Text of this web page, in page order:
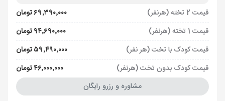
قیمت 2 تخته (هرنفر)
۶۹٬۳۹۰٬۰۰۰ تومان
قیمت 1 تخته (هرنفر)
۹۴٬۶۹۰٬۰۰۰ تومان
قیمت کودک با تخت (هر نفر)
۵۹٬۴۹۰٬۰۰۰ تومان
قیمت کودک بدون تخت (هرنفر)
۴۶٬۰۰۰٬۰۰۰ تومان
مشاوره و رزرو رایگان